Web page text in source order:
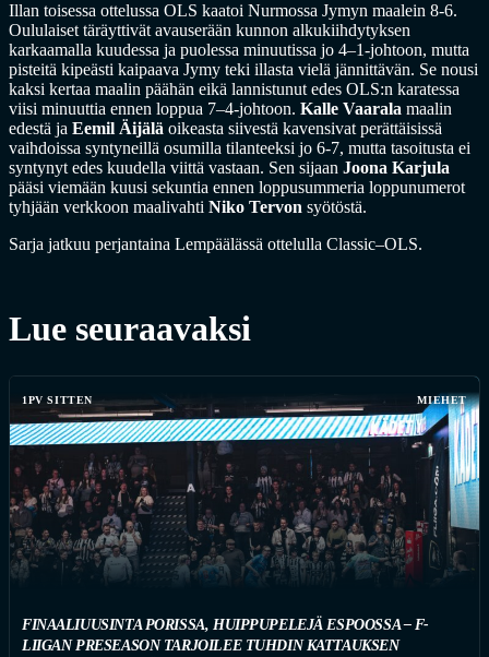
Illan toisessa ottelussa OLS kaatoi Nurmossa Jymyn maalein 8-6.
Oululaiset täräyttivät avauserään kunnon alkukiihdytyksen
karkaamalla kuudessa ja puolessa minuutissa jo 4–1-johtoon, mutta
pisteitä kipeästi kaipaava Jymy teki illasta vielä jännittävän. Se nousi
kaksi kertaa maalin päähän eikä lannistunut edes OLS:n karatessa
viisi minuuttia ennen loppua 7–4-johtoon. Kalle Vaarala maalin
edestä ja Eemil Äijälä oikeasta siivestä kavensivat perättäisissä
vaihdoissa syntyneillä osumilla tilanteeksi jo 6-7, mutta tasoitusta ei
syntynyt edes kuudella viittä vastaan. Sen sijaan Joona Karjula
pääsi viemään kuusi sekuntia ennen loppusummeria loppunumerot
tyhjään verkkoon maalivahti Niko Tervon syötöstä.
Sarja jatkuu perjantaina Lempäälässä ottelulla Classic–OLS.
Lue seuraavaksi
1PV SITTEN MIEHET
FINAALIUUSINTA PORISSA, HUIPPUPELEJÄ ESPOOSSA – F-
LIIGAN PRESEASON TARJOILEE TUHDIN KATTAUKSEN